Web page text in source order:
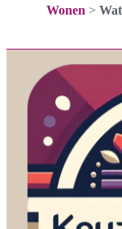
Wonen >